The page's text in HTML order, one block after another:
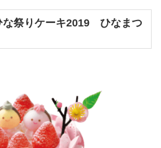
な祭りケーキ2019 ひなまつ